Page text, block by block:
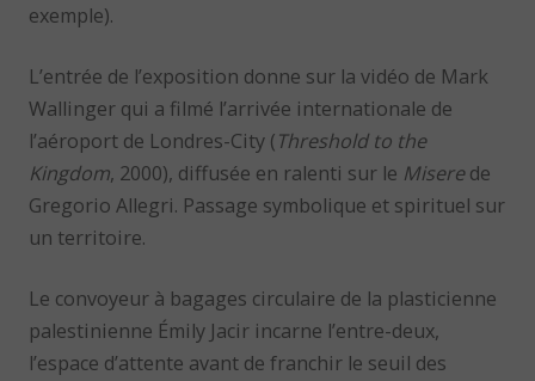
exemple).
L’entrée de l’exposition donne sur la vidéo de Mark
Wallinger qui a filmé l’arrivée internationale de
l’aéroport de Londres-City (Threshold to the
Kingdom, 2000), diffusée en ralenti sur le Miserede
Gregorio Allegri. Passage symbolique et spirituel sur
un territoire.
Le convoyeur à bagages circulaire de la plasticienne
palestinienne Émily Jacir incarne l’entre-deux,
l’espace d’attente avant de franchir le seuil des